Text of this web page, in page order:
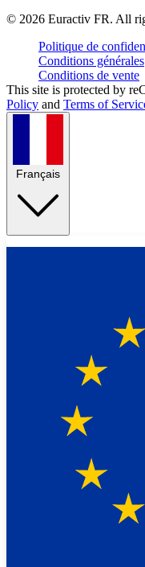
© 2026 Euractiv FR. All
Politique de
Conditions générales
Conditions de vente
This site is protected by
Policy and Terms of
Français